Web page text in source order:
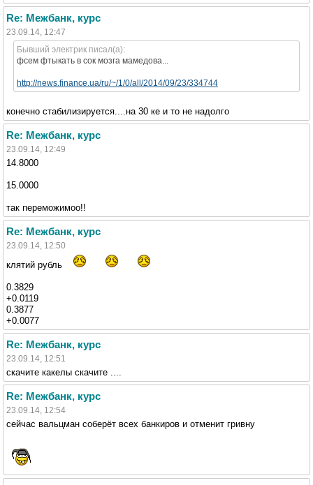
Re: Межбанк, курс
23.09.14, 12:47
Бывший электрик писал(а):
фсем фтыкать в сок мозга мамедова...
http://news.finance.ua/ru/~/1/0/all/2014/09/23/334744
конечно стабилизируется....на 30 ке и то не надолго
Re: Межбанк, курс
23.09.14, 12:49
14.8000
15.0000
так переможимоо!!
Re: Межбанк, курс
23.09.14, 12:50
клятий рубль
0.3829
+0.0119
0.3877
+0.0077
Re: Межбанк, курс
23.09.14, 12:51
скачите какелы скачите ....
Re: Межбанк, курс
23.09.14, 12:54
сейчас вальцман соберёт всех банкиров и отменит гривну